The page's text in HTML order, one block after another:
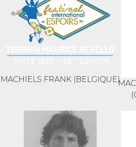
MACHIELS FRANK (BELGIQUE)